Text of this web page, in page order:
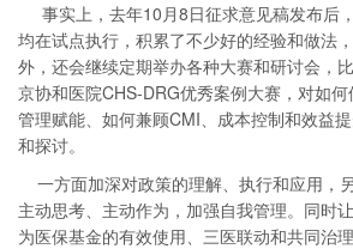
事实上，去年10月8日征求意见稿发布后
均在试点执行，积累了不少好的经验和做法
外，还会继续定期举办各种大赛和研讨会，
京协和医院CHS-DRG优秀案例大赛，对如
管理赋能、如何兼顾CMI、成本控制和效益
和探讨。
一方面加深对政策的理解、执行和应用，
主动思考、主动作为，加强自我管理。同时
为医保基金的有效使用、三医联动和共同治